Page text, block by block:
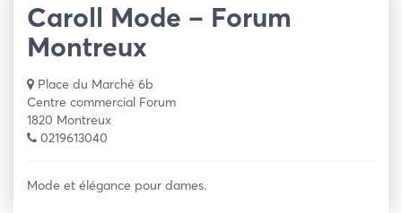
Caroll Mode – Forum
Montreux
Place du Marché 6b
Centre commercial Forum
1820 Montreux
0219613040
Mode et élégance pour dames.